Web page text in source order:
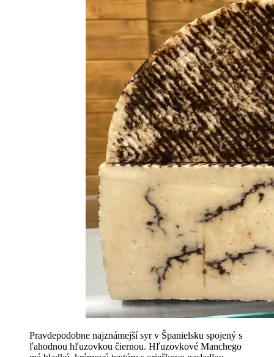
Pravdepodobne najznámejší syr v Španielsku spojený s
ľahodnou hľuzovkou čiernou. Hľuzovkové Manchego